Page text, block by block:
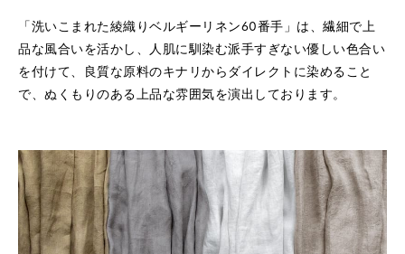
「洗いこまれた綾織りベルギーリネン60番手」は、繊細で上
品な風合いを活かし、人肌に馴染む派手すぎない優しい色合い
を付けて、良質な原料のキナリからダイレクトに染めること
で、ぬくもりのある上品な雰囲気を演出しております。